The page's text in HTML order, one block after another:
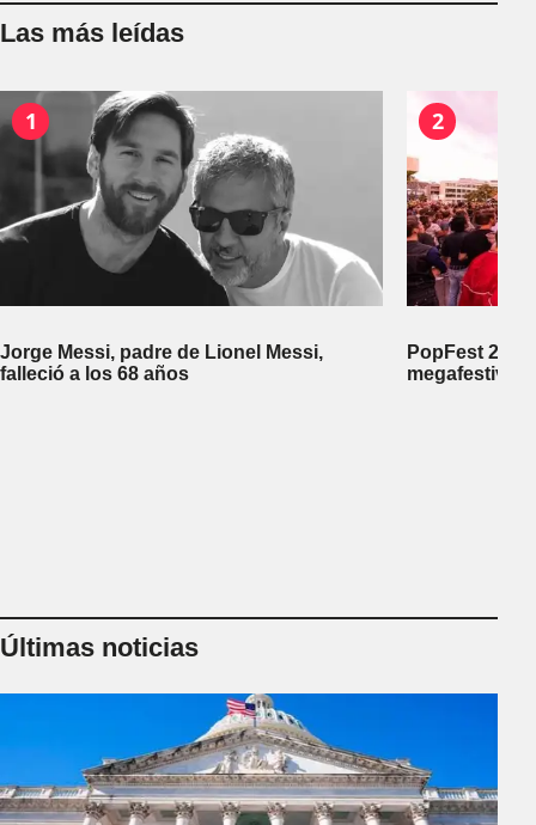
Las más leídas
1
Jorge Messi, padre de Lionel Messi,
falleció a los 68 años
2
PopFest
megafestival
Últimas noticias